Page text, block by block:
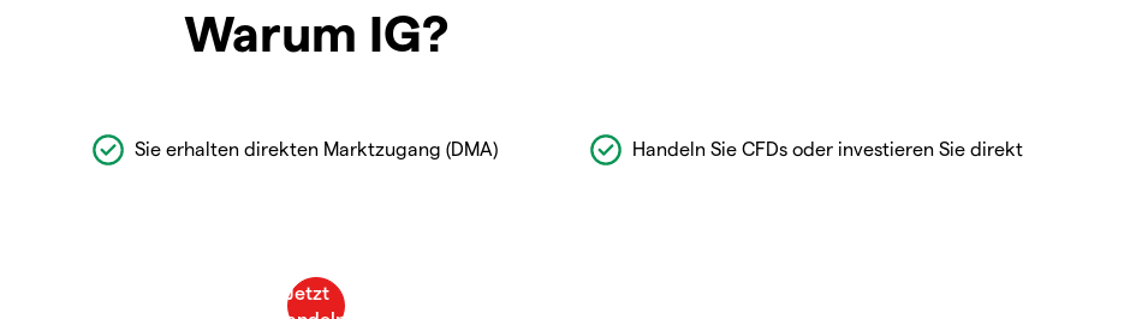
Warum IG?
Sie erhalten direkten Marktzugang (DMA) Handeln Sie CFDs oder investieren Sie direkt